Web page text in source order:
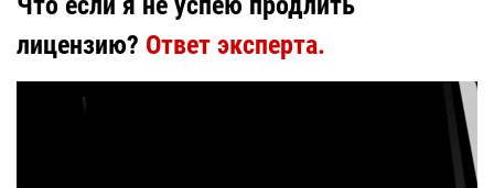
лицензию? Ответ эксперта.